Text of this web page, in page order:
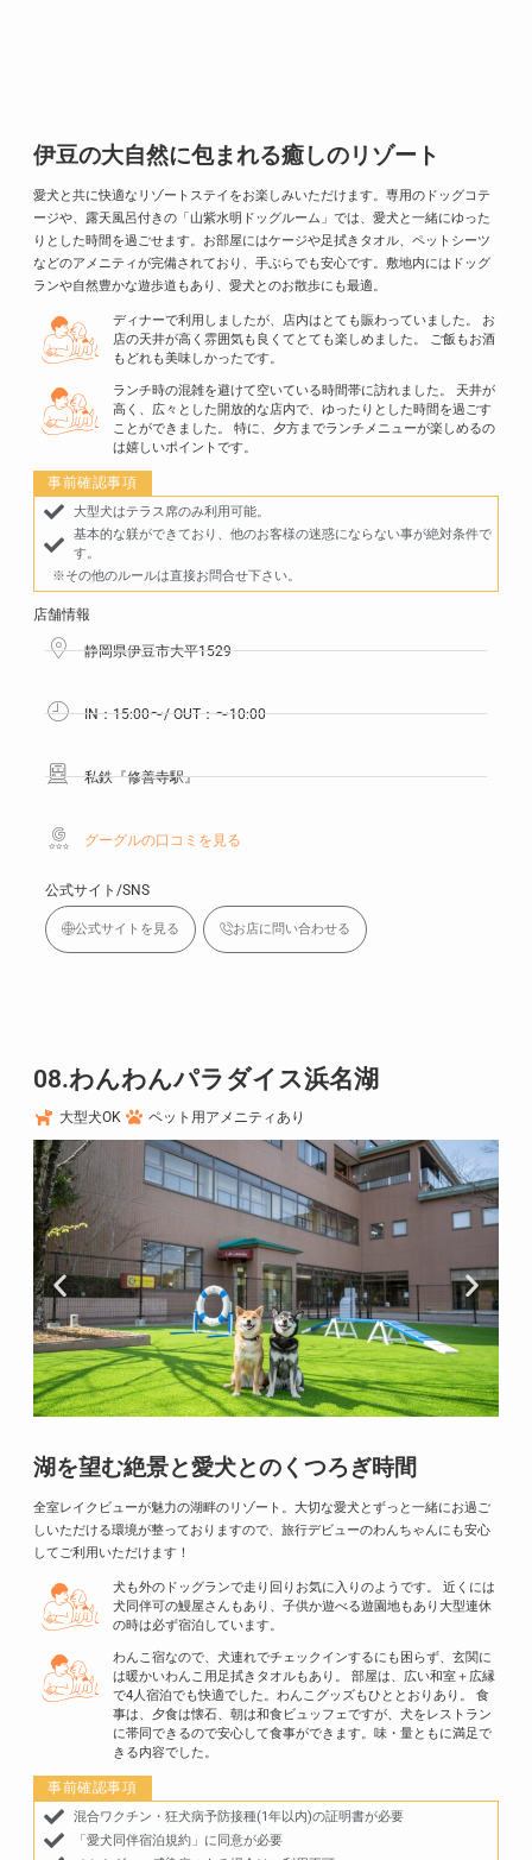
伊豆の大自然に包まれる癒しのリゾート
愛犬と共に快適なリゾートステイをお楽しみいただけます。 専用のドッグコテ
ージや、露天風呂付きの「山紫水明ドッグルーム」では、愛犬と一緒にゆった
りとした時間を過ごせます。 お部屋にはケージや足拭きタオル、ペットシーツ
などのアメニティが完備されており、手ぶらでも安心です。 敷地内にはドッグ
ランや自然豊かな遊歩道もあり、愛犬とのお散歩にも最適。
ディナーで利用しましたが、店内はとても賑わっていました。 お
店の天井が高く雰囲気も良くてとても楽しめました。 ご飯もお酒
もどれも美味しかったです。
ランチ時の混雑を避けて空いている時間帯に訪れました。 天井が
高く、広々とした開放的な店内で、ゆったりとした時間を過ごす
ことができました。 特に、夕方までランチメニューが楽しめるの
は嬉しいポイントです。
事前確認事項
大型犬はテラス席のみ利用可能。
基本的な躾ができており、他のお客様の迷惑にならない事が絶対条件で
す。
※その他のルールは直接お問合せ下さい。
店舗情報
静岡県伊豆市大平1529
IN：15:00〜/ OUT：〜10:00
私鉄『修善寺駅』
グーグルの口コミを見る
公式サイト/SNS
公式サイトを見る お店に問い合わせる
08.わんわんパラダイス浜名湖
大型犬OK ペット用アメニティあり
湖を望む絶景と愛犬とのくつろぎ時間
全室レイクビューが魅力の湖畔のリゾート。大切な愛犬とずっと一緒にお過ご
しいただける環境が整っておりますので、旅行デビューのわんちゃんにも安心
してご利用いただけます！
犬も外のドッグランで走り回りお気に入りのようです。 近くには
犬同伴可の鰻屋さんもあり、子供か遊べる遊園地もあり大型連休
の時は必ず宿泊しています。
わんこ宿なので、犬連れでチェックインするにも困らず、玄関に
は暖かいわんこ用足拭きタオルもあり。 部屋は、広い和室＋広縁
で4人宿泊でも快適でした。わんこグッズもひととおりあり。 食
事は、夕食は懐石、朝は和食ビュッフェですが、犬をレストラン
に帯同できるので安心して食事ができます。味・量ともに満足で
きる内容でした。
事前確認事項
混合ワクチン・狂犬病予防接種(1年以内)の証明書が必要
「愛犬同伴宿泊規約」に同意が必要